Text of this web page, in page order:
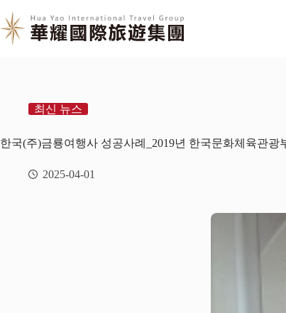
최신 뉴스
한국(주)금룡여행사 성공사례_2019년 한국문화체육관광
2025-04-01